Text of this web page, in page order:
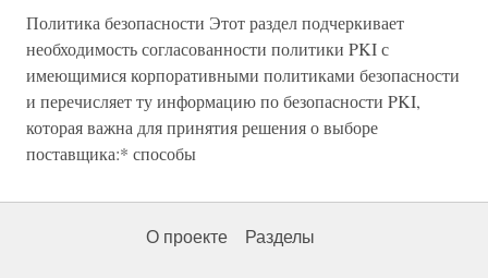
Политика безопасности Этот раздел подчеркивает
необходимость согласованности политики PKI с
имеющимися корпоративными политиками безопасности
и перечисляет ту информацию по безопасности PKI,
которая важна для принятия решения о выборе
поставщика:* способы
О проекте Разделы